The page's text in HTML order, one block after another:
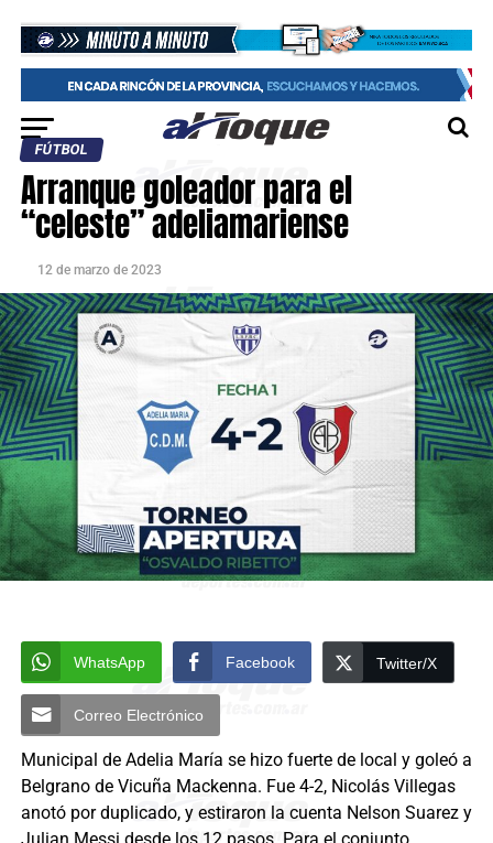
FÚTBOL
Arranque goleador para el
“celeste” adeliamariense
12 de marzo de 2023
WhatsApp Facebook Twitter/X
Correo Electrónico
Municipal de Adelia María se hizo fuerte de local y goleó a
Belgrano de Vicuña Mackenna. Fue 4-2, Nicolás Villegas
anotó por duplicado, y estiraron la cuenta Nelson Suarez y